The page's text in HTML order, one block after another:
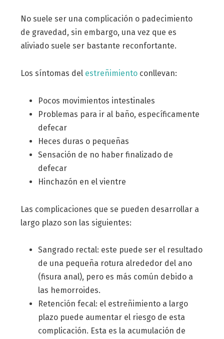
No suele ser una complicación o padecimiento
de gravedad, sin embargo, una vez que es
aliviado suele ser bastante reconfortante.
Los síntomas del estreñimientoconllevan:
Pocos movimientos intestinales
Problemas para ir al baño, específicamente
defecar
Heces duras o pequeñas
Sensación de no haber finalizado de
defecar
Hinchazón en el vientre
Las complicaciones que se pueden desarrollar a
largo plazo son las siguientes:
Sangrado rectal: este puede ser el resultado
de una pequeña rotura alrededor del ano
(fisura anal), pero es más común debido a
las hemorroides.
Retención fecal: el estreñimiento a largo
plazo puede aumentar el riesgo de esta
complicación. Esta es la acumulación de